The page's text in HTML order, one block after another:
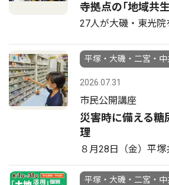
寺拠点の｢地域共
27人が大磯・東光院
平塚・大磯・二宮・中
2026.07.31
市民公開講座
災害時に備える糖
理
８月28日（金）平
平塚・大磯・二宮・中